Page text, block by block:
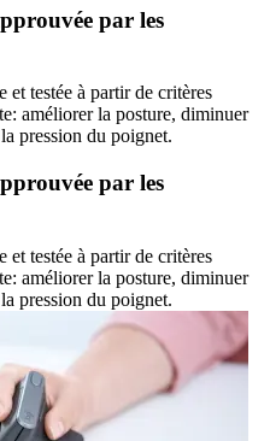
par les
testée à partir de critères
améliorer la posture, diminuer
pression du poignet.
par les
testée à partir de critères
améliorer la posture, diminuer
pression du poignet.